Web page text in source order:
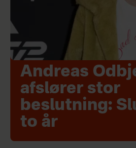
Andreas
afslører stor
beslutning:
to år